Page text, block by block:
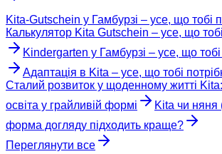
Kita-Gutschein у Гамбурзі – усе, що тобі
Калькулятор Kita Gutschein – усе, що
Kindergarten у Гамбурзі – усе, що тобі
Адаптація в Kita – усе, що тобі
Сталий розвиток у щоденному житті Kita:
освіта у грайливій формі
Kita чи няня
форма догляду підходить краще?
Переглянути все